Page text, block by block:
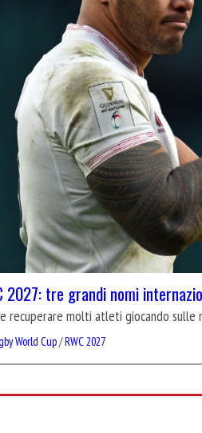
2027: tre grandi nomi
recuperare molti atleti giocando
World Cup/RWC 2027